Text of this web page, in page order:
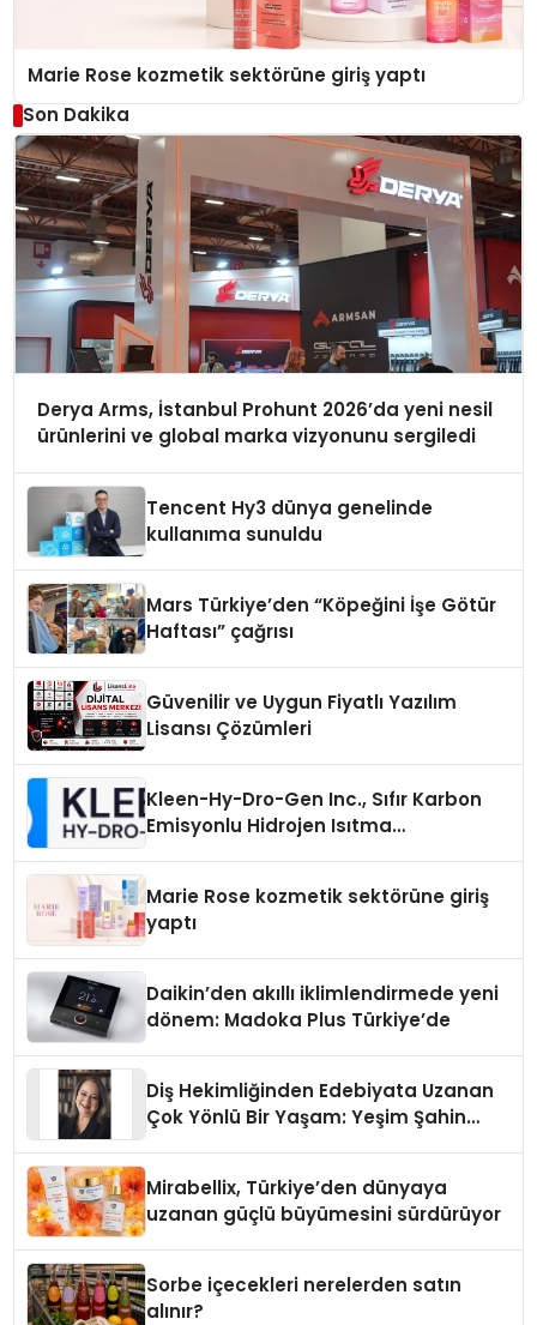
Marie Rose kozmetik sektörüne giriş yaptı
Son Dakika
Derya Arms, İstanbul Prohunt 2026’da yeni nesil
ürünlerini ve global marka vizyonunu sergiledi
Tencent Hy3 dünya genelinde
kullanıma sunuldu
Mars Türkiye’den “Köpeğini İşe Götür
Haftası” çağrısı
Güvenilir ve Uygun Fiyatlı Yazılım
Lisansı Çözümleri
Kleen-Hy-Dro-Gen Inc., Sıfır Karbon
Emisyonlu Hidrojen Isıtma
Marie Rose kozmetik sektörüne giriş
yaptı
Daikin’den akıllı iklimlendirmede yeni
dönem: Madoka Plus Türkiye’de
Diş Hekimliğinden Edebiyata Uzanan
Çok Yönlü Bir Yaşam: Yeşim Şahin
Mirabellix, Türkiye’den dünyaya
uzanan güçlü büyümesini sürdürüyor
Sorbe içecekleri nerelerden satın
alınır?